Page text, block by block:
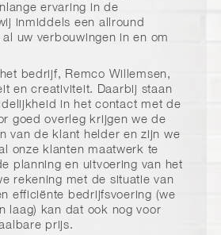
ervaring in de
inmiddels een allround
uw verbouwingen in en om
bedrijf, Remco Willemsen,
en creativiteit. Daarbij staan
in het contact met de
goed overleg krijgen we de
van de klant helder en zijn we
onze klanten maatwerk te
planning en uitvoering van het
rekening met de situatie van
efficiënte bedrijfsvoering (we
laag) kan dat ook nog voor
prijs.